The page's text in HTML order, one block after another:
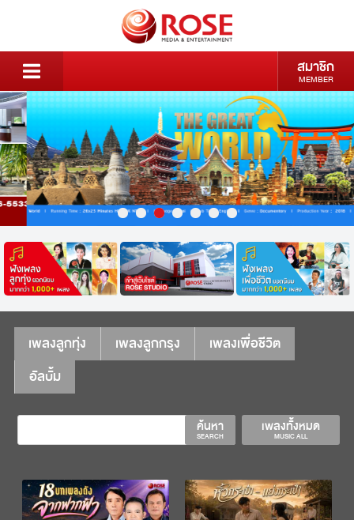
สมาชิก
MEMBER
เพลงลูกทุ่ง เพลงลูกกรุง
เพลงเพื่อชีวิต
อัลบั้ม
เพลงทั้งหมด
MUSIC ALL
ค้นหา
SEARCH